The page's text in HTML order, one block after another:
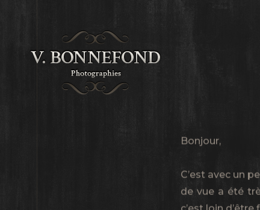
Bonjour,
C’est avec un
de vue a été